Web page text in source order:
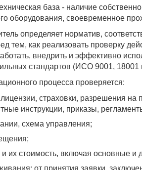
база - наличие
оборудования, своевременное
определяет норматив,
тем, как реализовать проверку
внедрить и эффективно
стандартов (ИСО 9001, 18001
процесса проверяется:
страховки, разрешения на
инструкции, приказы,
схема управления;
и их стоимость, включая основные и
от принятия заявки,